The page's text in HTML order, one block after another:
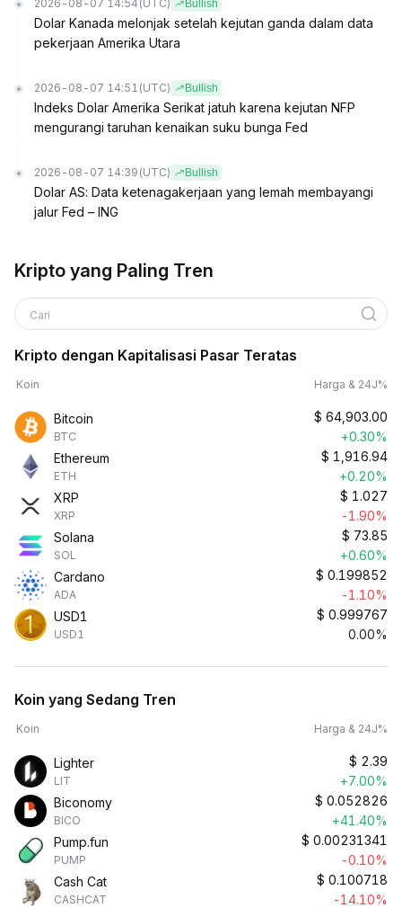
2026-08-07 14:54 (UTC) Bullish
Dolar Kanada melonjak setelah kejutan ganda dalam data
pekerjaan Amerika Utara
2026-08-07 14:51 (UTC) Bullish
Indeks Dolar Amerika Serikat jatuh karena kejutan NFP
mengurangi taruhan kenaikan suku bunga Fed
2026-08-07 14:39 (UTC) Bullish
Dolar AS: Data ketenagakerjaan yang lemah membayangi
jalur Fed – ING
Kripto yang Paling Tren
Cari
Kripto dengan Kapitalisasi Pasar Teratas
Koin Harga & 24J%
Bitcoin
BTC
$ 64,903.00
+0.30%
Ethereum
ETH
$ 1,916.94
+0.20%
XRP
XRP
$ 1.027
-1.90%
Solana
SOL
$ 73.85
+0.60%
Cardano
ADA
$ 0.199852
-1.10%
USD1
USD1
$ 0.999767
0.00%
Koin yang Sedang Tren
Koin Harga & 24J%
Lighter
LIT
$ 2.39
+7.00%
Biconomy
BICO
$ 0.052826
+41.40%
Pump.fun
PUMP
$ 0.00231341
-0.10%
Cash Cat
CASHCAT
$ 0.100718
-14.10%